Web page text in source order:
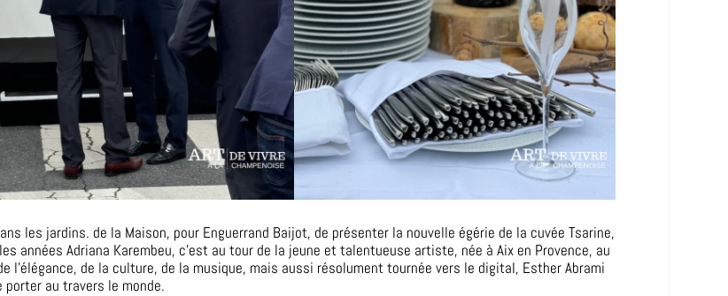
les jardins. de la Maison, pour Enguerrand Baijot, de présenter la nouvelle égérie de la cuvée Tsarine,
années Adriana Karembeu, c’est au tour de la jeune et talentueuse artiste, née à Aix en Provence, au
l’élégance, de la culture, de la musique, mais aussi résolument tournée vers le digital, Esther Abrami
au travers le monde.